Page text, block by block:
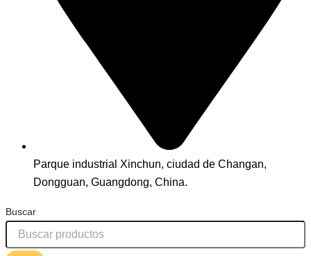
Parque industrial Xinchun, ciudad de Changan,
Dongguan, Guangdong, China.
Buscar